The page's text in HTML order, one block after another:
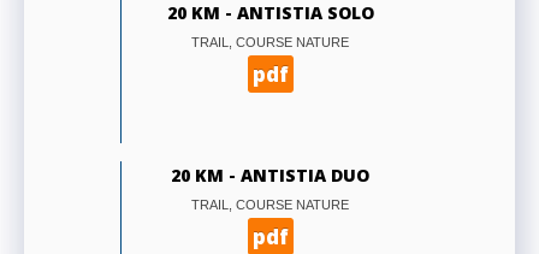
20 KM - ANTISTIA SOLO
TRAIL, COURSE NATURE
pdf
20 KM - ANTISTIA DUO
TRAIL, COURSE NATURE
pdf